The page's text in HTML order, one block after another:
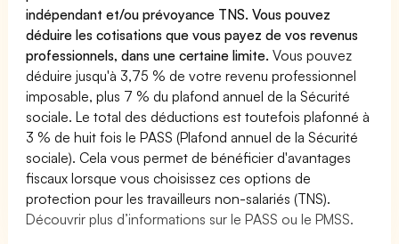
indépendant et/ou prévoyance TNS. Vous pouvez
déduire les cotisations que vous payez de vos revenus
professionnels, dans une certaine limite.Vous pouvez
déduire jusqu'à 3,75 % de votre revenu professionnel
imposable, plus 7 % du plafond annuel de la Sécurité
sociale. Le total des déductions est toutefois plafonné à
3 % de huit fois le PASS (Plafond annuel de la Sécurité
sociale). Cela vous permet de bénéficier d'avantages
fiscaux lorsque vous choisissez ces options de
protection pour les travailleurs non-salariés (TNS).
Découvrir plus d’informations sur le PASS ou le PMSS.